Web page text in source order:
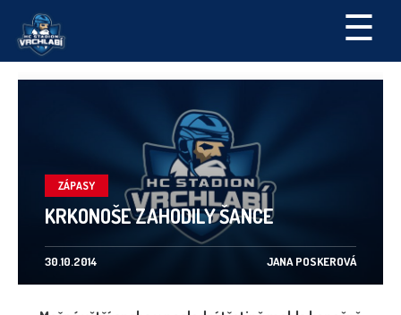
☰
ZÁPASY
KRKONOŠE ZAHODILY ŠANCE
30.10.2014 JANA POSKEROVÁ